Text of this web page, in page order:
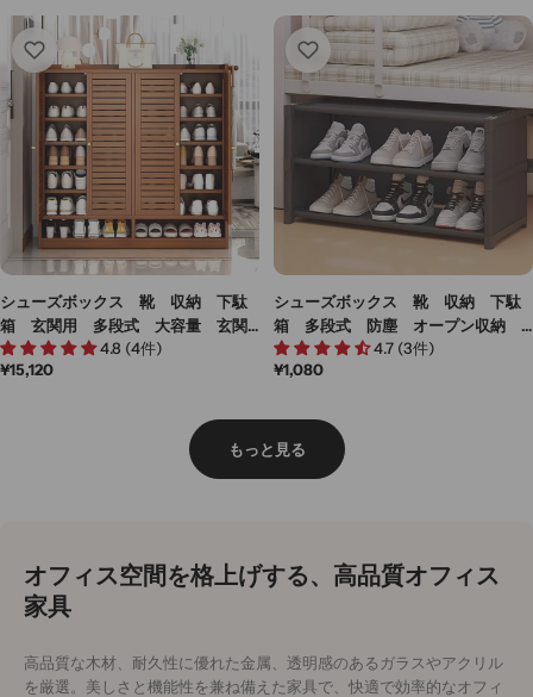
材 XG-M041
格
ル ウォールナット XG-M087
格
シューズボックス 靴 収納 下駄
箱 玄関用 多段式 大容量 玄関
収納 モダン 可動棚板 オープン
収納 台輪付き 高通気 XG-M015
4.8 (4件)
通
¥15,120
シューズボックス 靴 収納 下駄
箱 多段式 防塵 オープン収納
コンパクト キャスター付き XG-
M019
4.7 (3件)
通
¥1,080
もっと見る
オフィス空間を格上げする、高品質オフィス
家具
高品質な木材、耐久性に優れた金属、透明感のあるガラスやアクリル
を厳選。美しさと機能性を兼ね備えた家具で、快適で効率的なオフィ